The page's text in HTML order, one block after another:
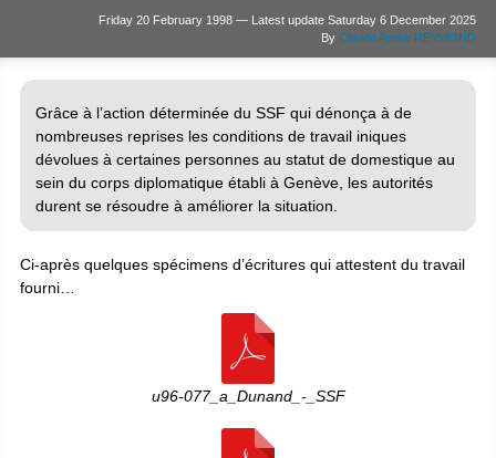
Friday 20 February 1998 — Latest update Saturday 6 December 2025
By Claude Andre REYMOND
Grâce à l’action déterminée du SSF qui dénonça à de
nombreuses reprises les conditions de travail iniques
dévolues à certaines personnes au statut de domestique au
sein du corps diplomatique établi à Genève, les autorités
durent se résoudre à améliorer la situation.
Ci-après quelques spécimens d’écritures qui attestent du travail
fourni…
u96-077_a_Dunand_-_SSF